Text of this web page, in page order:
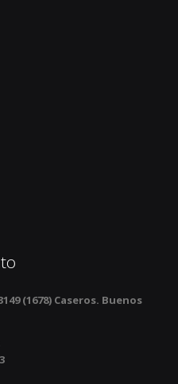
(1678) Caseros. Buenos